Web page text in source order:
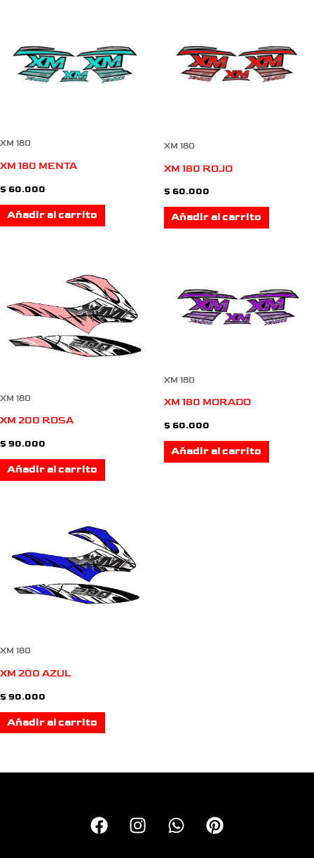
XM 180
XM 180 MENTA
$ 60.000
Añadir al carrito
XM 180
XM 180 ROJO
$ 60.000
Añadir al carrito
XM 180
XM 200 ROSA
$ 90.000
Añadir al carrito
XM 180
XM 180 MORADO
$ 60.000
Añadir al carrito
XM 180
XM 200 AZUL
$ 90.000
Añadir al carrito